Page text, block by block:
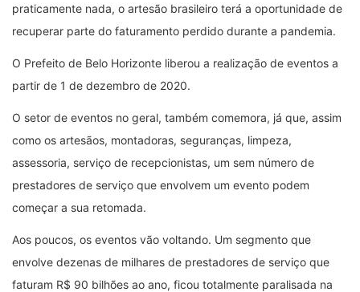
praticamente nada, o artesão brasileiro terá a oportunidade de
recuperar parte do faturamento perdido durante a pandemia.
O Prefeito de Belo Horizonte liberou a realização de eventos a
partir de 1 de dezembro de 2020.
O setor de eventos no geral, também comemora, já que, assim
como os artesãos, montadoras, seguranças, limpeza,
assessoria, serviço de recepcionistas, um sem número de
prestadores de serviço que envolvem um evento podem
começar a sua retomada.
Aos poucos, os eventos vão voltando. Um segmento que
envolve dezenas de milhares de prestadores de serviço que
faturam R$ 90 bilhões ao ano, ficou totalmente paralisada na